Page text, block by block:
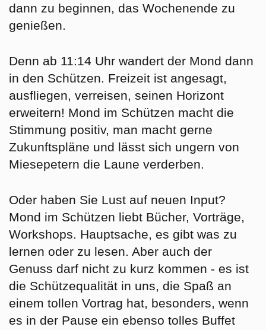
dann zu beginnen, das Wochenende zu
genießen.
Denn ab 11:14 Uhr wandert der Mond dann
in den Schützen. Freizeit ist angesagt,
ausfliegen, verreisen, seinen Horizont
erweitern! Mond im Schützen macht die
Stimmung positiv, man macht gerne
Zukunftspläne und lässt sich ungern von
Miesepetern die Laune verderben.
Oder haben Sie Lust auf neuen Input?
Mond im Schützen liebt Bücher, Vorträge,
Workshops. Hauptsache, es gibt was zu
lernen oder zu lesen. Aber auch der
Genuss darf nicht zu kurz kommen - es ist
die Schützequalität in uns, die Spaß an
einem tollen Vortrag hat, besonders, wenn
es in der Pause ein ebenso tolles Buffet